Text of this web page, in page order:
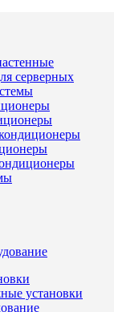
серверных
установки